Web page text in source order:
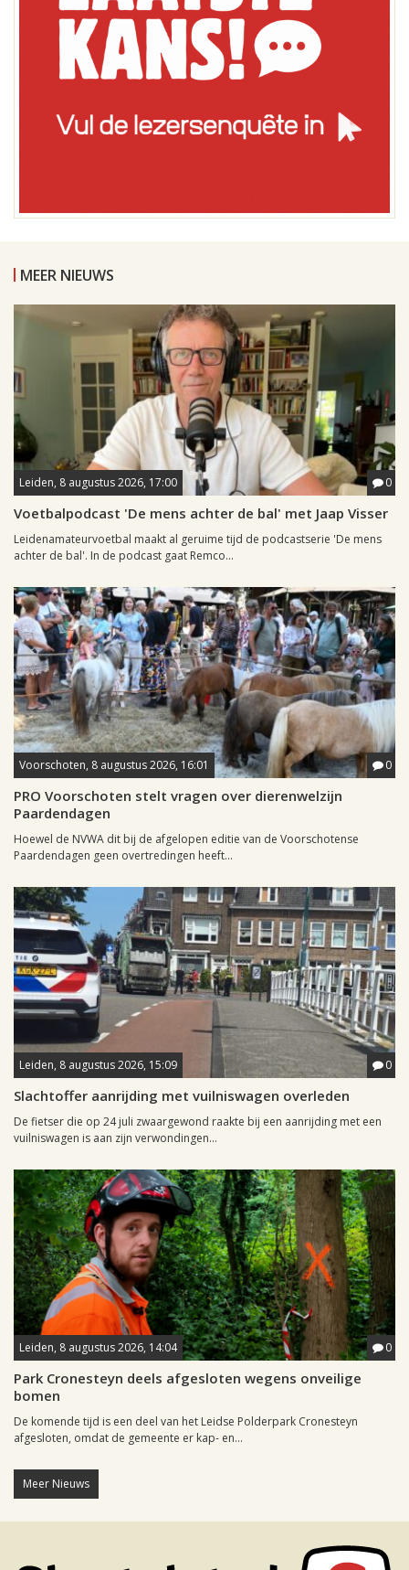
MEER NIEUWS
Leiden, 8 augustus 2026, 17:00 0
Voetbalpodcast 'De mens achter de bal' met Jaap Visser
Leidenamateurvoetbal maakt al geruime tijd de podcastserie 'De mens
achter de bal'. In de podcast gaat Remco...
Voorschoten, 8 augustus 2026, 16:01 0
PRO Voorschoten stelt vragen over dierenwelzijn
Paardendagen
Hoewel de NVWA dit bij de afgelopen editie van de Voorschotense
Paardendagen geen overtredingen heeft...
Leiden, 8 augustus 2026, 15:09 0
Slachtoffer aanrijding met vuilniswagen overleden
De fietser die op 24 juli zwaargewond raakte bij een aanrijding met een
vuilniswagen is aan zijn verwondingen...
Leiden, 8 augustus 2026, 14:04 0
Park Cronesteyn deels afgesloten wegens onveilige
bomen
De komende tijd is een deel van het Leidse Polderpark Cronesteyn
afgesloten, omdat de gemeente er kap- en...
Meer Nieuws